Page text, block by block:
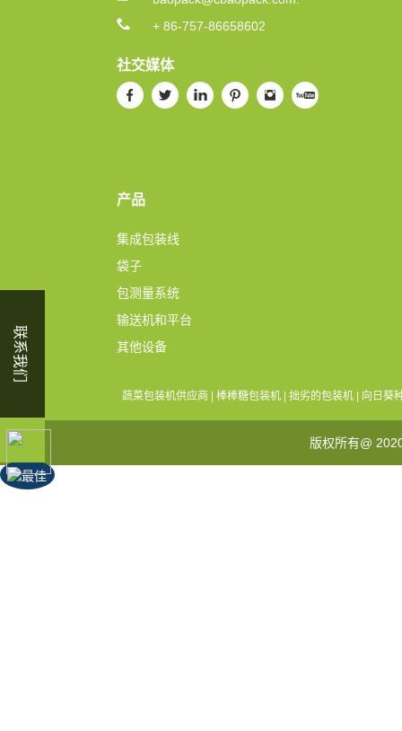
联系我们
+ 86-757-86658602
社交媒体
产品
集成包装线
袋子
包测量系统
输送机和平台
其他设备
蔬菜包装机供应商 棒棒糖包装机 拙劣的包装机 向日葵
版权所有@